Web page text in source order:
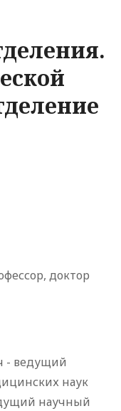
доктор
- ведущий
наук
научный